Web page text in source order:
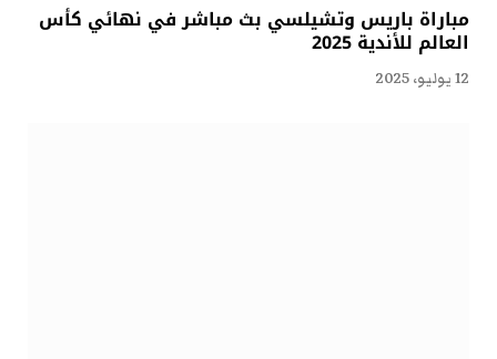
مباراة باريس وتشيلسي بث مباشر في نهائي كأس
العالم للأندية 2025
12 يوليو، 2025